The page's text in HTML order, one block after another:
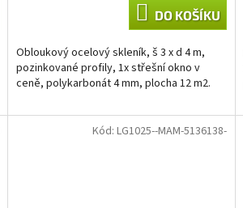
DO KOŠÍKU
Obloukový ocelový skleník, š 3 x d 4 m,
pozinkované profily, 1x střešní okno v
ceně, polykarbonát 4 mm, plocha 12 m2.
Kód: LG1025--MAM-5136138-